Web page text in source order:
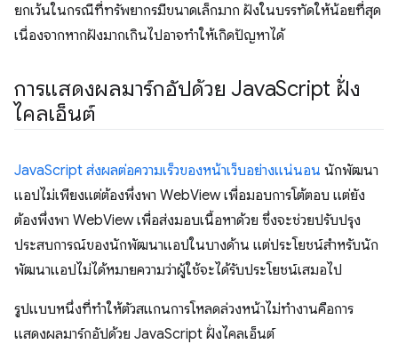
ยกเว้นในกรณีที่ทรัพยากรมีขนาดเล็กมาก ฝังในบรรทัดให้น้อยที่สุด
เนื่องจากหากฝังมากเกินไปอาจทำให้เกิดปัญหาได้
การแสดงผลมาร์กอัปด้วย JavaScript ฝั่ง
ไคลเอ็นต์
JavaScript ส่งผลต่อความเร็วของหน้าเว็บอย่างแน่นอน นักพัฒนา
แอปไม่เพียงแต่ต้องพึ่งพา WebView เพื่อมอบการโต้ตอบ แต่ยัง
ต้องพึ่งพา WebView เพื่อส่งมอบเนื้อหาด้วย ซึ่งจะช่วยปรับปรุง
ประสบการณ์ของนักพัฒนาแอปในบางด้าน แต่ประโยชน์สำหรับนัก
พัฒนาแอปไม่ได้หมายความว่าผู้ใช้จะได้รับประโยชน์เสมอไป
รูปแบบหนึ่งที่ทำให้ตัวสแกนการโหลดล่วงหน้าไม่ทำงานคือการ
แสดงผลมาร์กอัปด้วย JavaScript ฝั่งไคลเอ็นต์